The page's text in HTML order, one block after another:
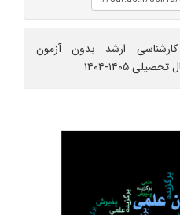
ارشد بدون آزمون
۱۴۰۵-۱۴۰۴